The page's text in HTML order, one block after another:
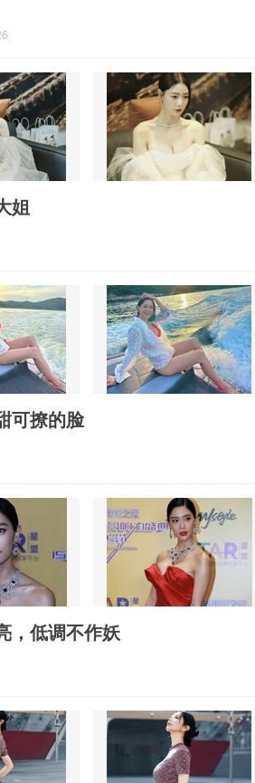
姐
可撩的脸
，低调不作妖